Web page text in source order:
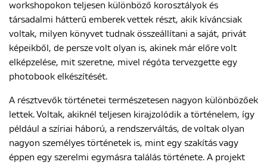
workshopokon teljesen különböző korosztályok és
társadalmi hátterű emberek vettek részt, akik kíváncsiak
voltak, milyen könyvet tudnak összeállítani a saját, privát
képeikből, de persze volt olyan is, akinek már előre volt
elképzelése, mit szeretne, mivel régóta tervezgette egy
photobook elkészítését.
A résztvevők történetei természetesen nagyon különbözőek
lettek. Voltak, akiknél teljesen kirajzolódik a történelem, így
például a szíriai háború, a rendszerváltás, de voltak olyan
nagyon személyes történetek is, mint egy szakítás vagy
éppen egy szerelmi egymásra találás története. A projekt